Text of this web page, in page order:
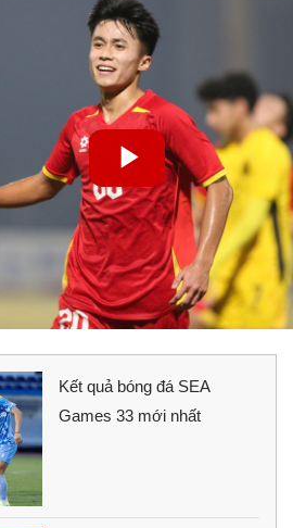
Kết quả bóng đá SEA
Games 33 mới nhất